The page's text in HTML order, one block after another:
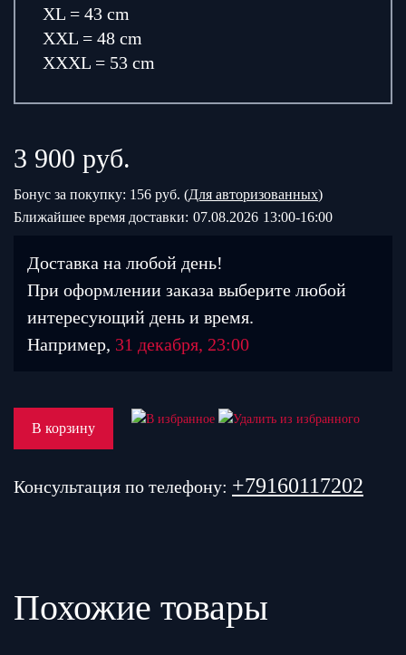
XL = 43 cm
XXL = 48 cm
XXXL = 53 cm
3 900 руб.
Бонус за покупку: 156 руб. (Для авторизованных)
Ближайшее время доставки: 07.08.2026 13:00-16:00
Доставка на любой день!
При оформлении заказа выберите любой
интересующий день и время.
Например, 31 декабря, 23:00
В корзину
Консультация по телефону: +79160117202
Похожие товары